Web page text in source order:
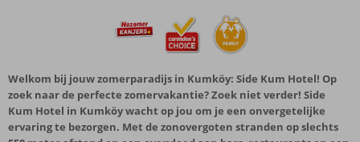
Welkom bij jouw zomerparadijs in Kumköy: Side Kum Hotel! Op
zoek naar de perfecte zomervakantie? Zoek niet verder! Side
Kum Hotel in Kumköy wacht op jou om je een onvergetelijke
ervaring te bezorgen. Met de zonovergoten stranden op slechts